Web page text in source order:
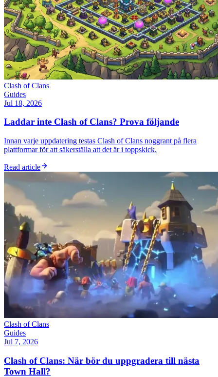
Clash of Clans
Guides
Jul 18, 2026
Laddar inte Clash of Clans? Prova följande
Innan varje uppdatering testas Clash of Clans noggrant på flera
plattformar för att säkerställa att det är i toppskick.
Read article
Clash of Clans
Guides
Jul 7, 2026
Clash of Clans: När bör du uppgradera till nästa
Town Hall?